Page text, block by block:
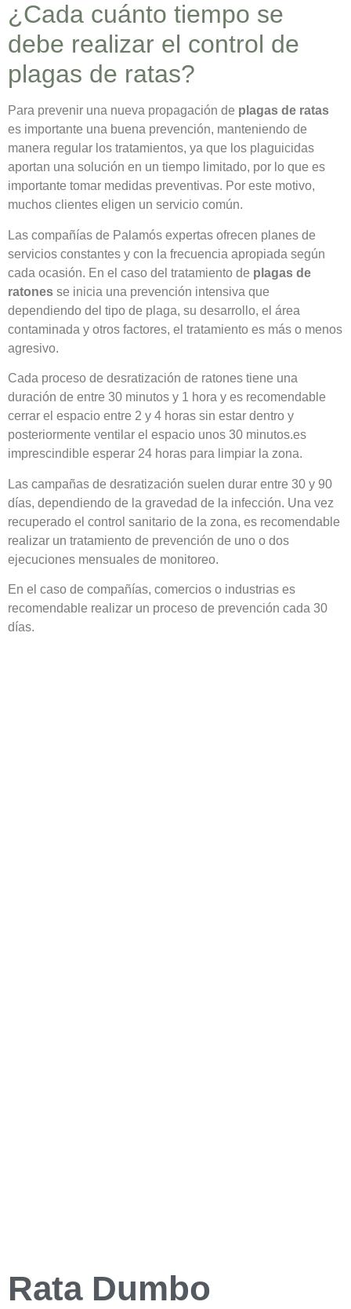
¿Cada cuánto tiempo se
debe realizar el control de
plagas de ratas?
Para prevenir una nueva propagación de plagas de ratas
es importante una buena prevención, manteniendo de
manera regular los tratamientos, ya que los plaguicidas
aportan una solución en un tiempo limitado, por lo que es
importante tomar medidas preventivas. Por este motivo,
muchos clientes eligen un servicio común.
Las compañías de Palamós expertas ofrecen planes de
servicios constantes y con la frecuencia apropiada según
cada ocasión. En el caso del tratamiento de plagas de
ratones se inicia una prevención intensiva que
dependiendo del tipo de plaga, su desarrollo, el área
contaminada y otros factores, el tratamiento es más o menos
agresivo.
Cada proceso de desratización de ratones tiene una
duración de entre 30 minutos y 1 hora y es recomendable
cerrar el espacio entre 2 y 4 horas sin estar dentro y
posteriormente ventilar el espacio unos 30 minutos.es
imprescindible esperar 24 horas para limpiar la zona.
Las campañas de desratización suelen durar entre 30 y 90
días, dependiendo de la gravedad de la infección. Una vez
recuperado el control sanitario de la zona, es recomendable
realizar un tratamiento de prevención de uno o dos
ejecuciones mensuales de monitoreo.
En el caso de compañías, comercios o industrias es
recomendable realizar un proceso de prevención cada 30
días.
Rata Dumbo